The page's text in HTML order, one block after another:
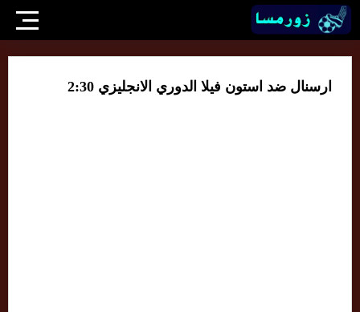
ارسنال ضد استون فيلا الدوري الانجليزي 2:30